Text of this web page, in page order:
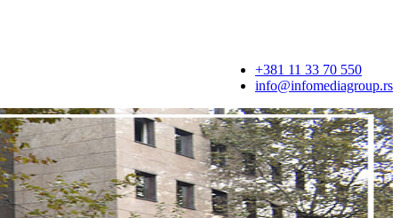
+381 11 33 70 550
info@infomediagroup.rs